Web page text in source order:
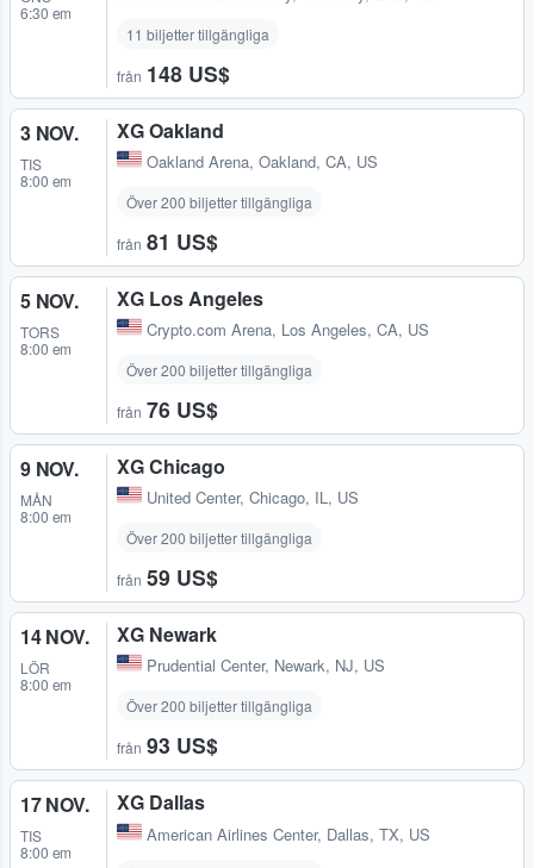
6:30 em
11 biljetter tillgängliga
från 148 US$
3 NOV.
TIS
8:00 em
XG Oakland
Oakland Arena, Oakland, CA, US
Över 200 biljetter tillgängliga
från 81 US$
5 NOV.
TORS
8:00 em
XG Los Angeles
Crypto.com Arena, Los Angeles, CA, US
Över 200 biljetter tillgängliga
från 76 US$
9 NOV.
MÅN
8:00 em
XG Chicago
United Center, Chicago, IL, US
Över 200 biljetter tillgängliga
från 59 US$
14 NOV.
LÖR
8:00 em
XG Newark
Prudential Center, Newark, NJ, US
Över 200 biljetter tillgängliga
från 93 US$
17 NOV.
TIS
8:00 em
XG Dallas
American Airlines Center, Dallas, TX, US